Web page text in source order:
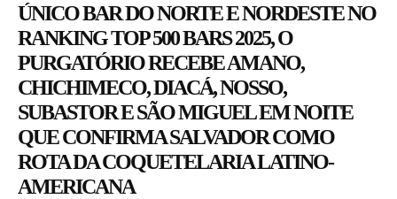
ÚNICO BAR DO NORTE E NORDESTE NO
RANKING TOP 500 BARS 2025, O
PURGATÓRIO RECEBE AMANO,
CHICHIMECO, DIACÁ, NOSSO,
SUBASTOR E SÃO MIGUEL EM NOITE
QUE CONFIRMA SALVADOR COMO
ROTA DA COQUETELARIA LATINO-
AMERICANA